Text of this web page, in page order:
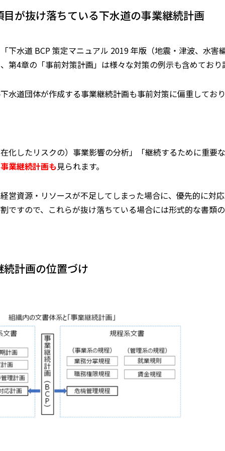
目が抜け落ちている下水道の事業継続計画
下水道 BCP 策定マニュアル 2019 年版（地震・津波、水
第4章の「事前対策計画」は様々な対策の例示も含めてお
水道団体が作成する事業継続計画も事前対策に偏重してお
化したリスクの）事業影響の分析」「継続するために重要
業継続計画も見られます。
営資源・リソースが不足してしまった場合に、優先的に対
ですので、これらが抜け落ちている場合には形式的な書類
続計画の位置づけ